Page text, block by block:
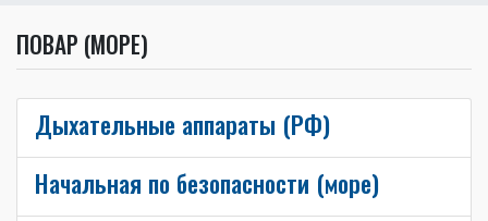
ПОВАР (МОРЕ)
Дыхательные аппараты (РФ)
Начальная по безопасности (море)